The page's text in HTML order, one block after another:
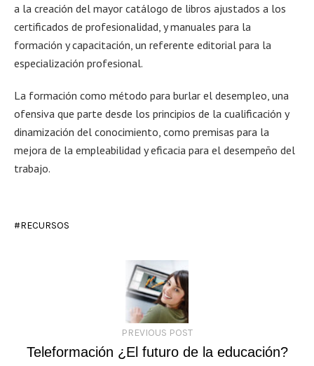
a la creación del mayor catálogo de libros ajustados a los
certificados de profesionalidad, y manuales para la
formación y capacitación, un referente editorial para la
especialización profesional.
La formación como método para burlar el desempleo, una
ofensiva que parte desde los principios de la cualificación y
dinamización del conocimiento, como premisas para la
mejora de la empleabilidad y eficacia para el desempeño del
trabajo.
RECURSOS
PREVIOUS POST
Teleformación ¿El futuro de la educación?